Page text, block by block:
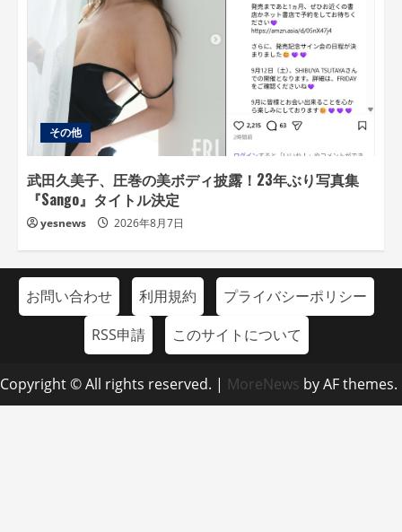
その他
武田久美子、圧巻の美ボディ披露！23年ぶり写真集
『Sango』タイトル決定
yesnews 2026年8月7日
お問い合わせ 利用規約
プライバシーポリシー
RSS申請
このサイトについて
Copyright © All rights reserved. | MoreNews by AF themes.